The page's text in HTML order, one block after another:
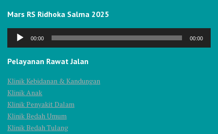
Mars RS Ridhoka Salma 2025
Audio
00:00 00:00
Pelayanan Rawat Jalan
Klinik Kebidanan & Kandungan
Klinik Anak
Klinik Penyakit Dalam
Klinik Bedah Umum
Klinik Bedah Tulang